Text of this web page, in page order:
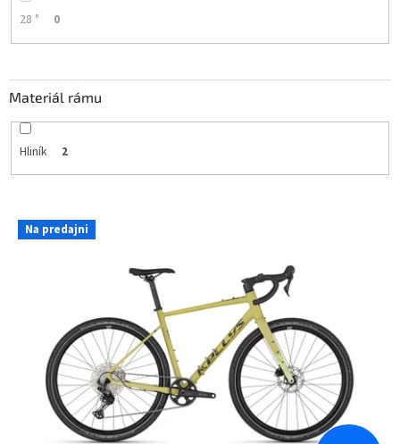
28 " 0
Materiál rámu
Hliník 2
V Na predajni